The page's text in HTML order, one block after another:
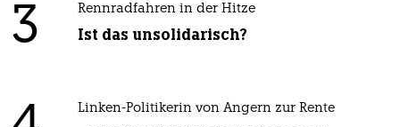
3 Rennradfahren in der Hitze
Ist das unsolidarisch?
Linken-Politikerin von Angern zur Rente